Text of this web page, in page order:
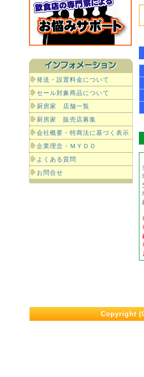
発送・設置料金について
セール対象商品について
厨房家 店舗一覧
厨房家 販売店募集
会社概要・特商法に基づく表示
企業理念・ＭＹＤＯ
よくある質問
お問合せ
Copyright